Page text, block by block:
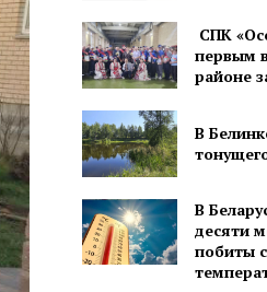
СПК
первым
районе
В
В
десяти
побиты